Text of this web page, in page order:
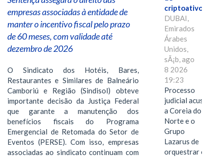
empresas associadas à entidade de
manter o incentivo fiscal pelo prazo
de 60 meses, com validade até
dezembro de 2026
O Sindicato dos Hotéis, Bares,
Restaurantes e Similares de Balneário
Camboriú e Região (Sindisol) obteve
importante decisão da Justiça Federal
que garante a manutenção dos
benefícios fiscais do Programa
Emergencial de Retomada do Setor de
Eventos (PERSE). Com isso, empresas
associadas ao sindicato continuam com
criptoativos
DUBAI,
Emirados
Árabes
Unidos,
sÃ¡b, ago
8 2026
19:23
Processo
judicial acusa
a Coreia do
Norte e o
Grupo
Lazarus de
orquestrar o